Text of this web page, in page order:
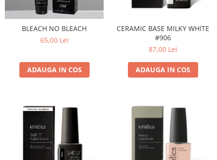
BLEACH NO BLEACH
65,00 Lei
ADAUGA IN COS
CERAMIC BASE MILKY WHITE
#906
87,00 Lei
ADAUGA IN COS